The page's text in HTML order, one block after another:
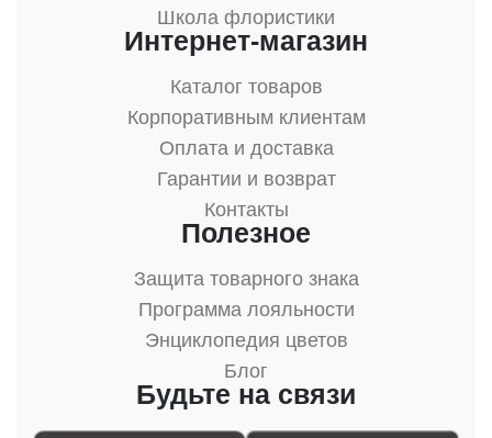
Школа флористики
Интернет-магазин
Каталог товаров
Корпоративным клиентам
Оплата и доставка
Гарантии и возврат
Контакты
Полезное
Защита товарного знака
Программа лояльности
Энциклопедия цветов
Блог
Будьте на связи